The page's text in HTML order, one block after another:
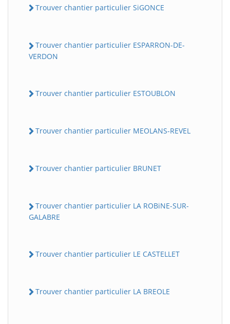
Trouver chantier particulier SiGONCE
Trouver chantier particulier ESPARRON-DE-
VERDON
Trouver chantier particulier ESTOUBLON
Trouver chantier particulier MEOLANS-REVEL
Trouver chantier particulier BRUNET
Trouver chantier particulier LA ROBiNE-SUR-
GALABRE
Trouver chantier particulier LE CASTELLET
Trouver chantier particulier LA BREOLE